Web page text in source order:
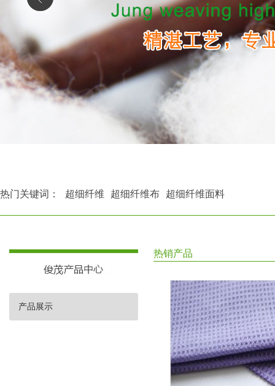
热门关键词： 超细纤维 超细纤维布 超细纤维面料
产品展示
热销产品